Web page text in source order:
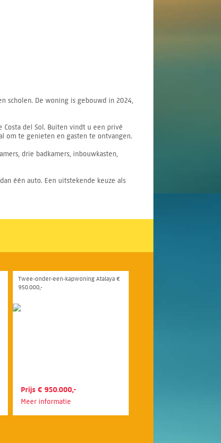
scholen. De woning is gebouwd in 2024,
del Sol. Buiten vindt u een privé
om te genieten en gasten te ontvangen.
drie badkamers, inbouwkasten,
één auto. Een uitstekende keuze als
Twee-onder-een-kapwoning Atalaya €
950.000,-
Prijs € 950.000,-
Meer informatie